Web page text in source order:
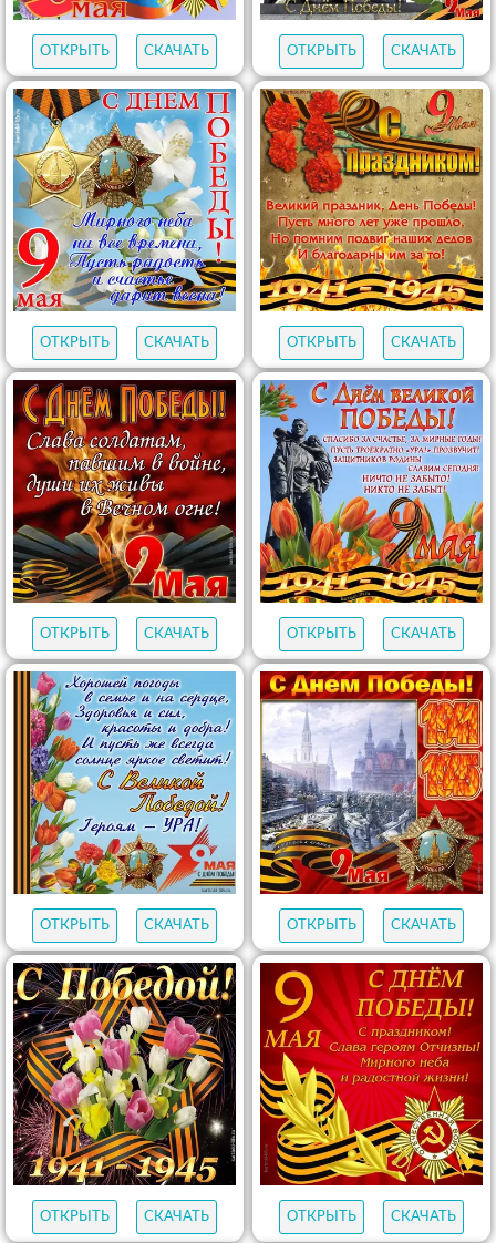
ОТКРЫТЬ СКАЧАТЬ ОТКРЫТЬ СКАЧАТЬ
ОТКРЫТЬ СКАЧАТЬ ОТКРЫТЬ СКАЧАТЬ
ОТКРЫТЬ СКАЧАТЬ ОТКРЫТЬ СКАЧАТЬ
ОТКРЫТЬ СКАЧАТЬ ОТКРЫТЬ СКАЧАТЬ
ОТКРЫТЬ СКАЧАТЬ ОТКРЫТЬ СКАЧАТЬ